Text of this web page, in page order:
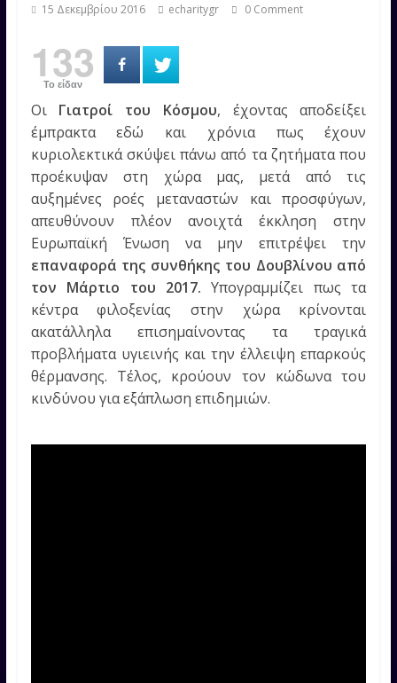
15 Δεκεμβρίου 2016 echaritygr 0 Comment
133
Το είδαν
ΟιΓιατροί του Κόσμου, έχοντας αποδείξει
έμπρακτα εδώ και χρόνια πως έχουν
κυριολεκτικά σκύψει πάνω από τα ζητήματα που
προέκυψαν στη χώρα μας, μετά από τις
αυξημένες ροές μεταναστών και προσφύγων,
απευθύνουν πλέον ανοιχτά έκκληση στην
Ευρωπαϊκή Ένωση να μην επιτρέψει την
επαναφορά της συνθήκης του Δουβλίνου από
τον Μάρτιο του 2017. Υπογραμμίζει πως τα
κέντρα φιλοξενίας στην χώρα κρίνονται
ακατάλληλα επισημαίνοντας τα τραγικά
προβλήματα υγιεινής και την έλλειψη επαρκούς
θέρμανσης. Τέλος, κρούουν τον κώδωνα του
κινδύνου για εξάπλωση επιδημιών.